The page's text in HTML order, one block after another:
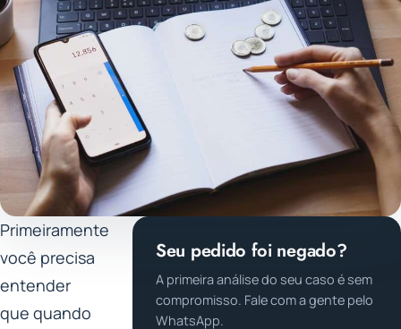
1 min de leitura
Primeiramente
você precisa
entender
que quando
Seu pedido foi negado?
A primeira análise do seu caso é sem
compromisso. Fale com a gente pelo
WhatsApp.